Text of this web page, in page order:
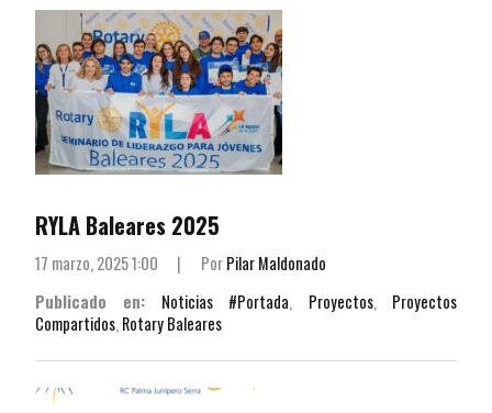
RYLA Baleares 2025
17 marzo, 2025 1:00 | PorPilar Maldonado
Publicado en:
Noticias #Portada, Proyectos, Proyectos
Compartidos, Rotary Baleares